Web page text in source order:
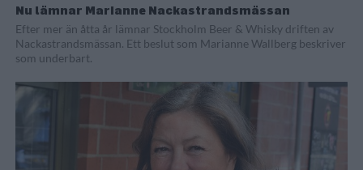
Nu lämnar Marianne Nackastrandsmässan
Efter mer än åtta år lämnar Stockholm Beer & Whisky driften av
Nackastrandsmässan. Ett beslut som Marianne Wallberg beskriver
som underbart.